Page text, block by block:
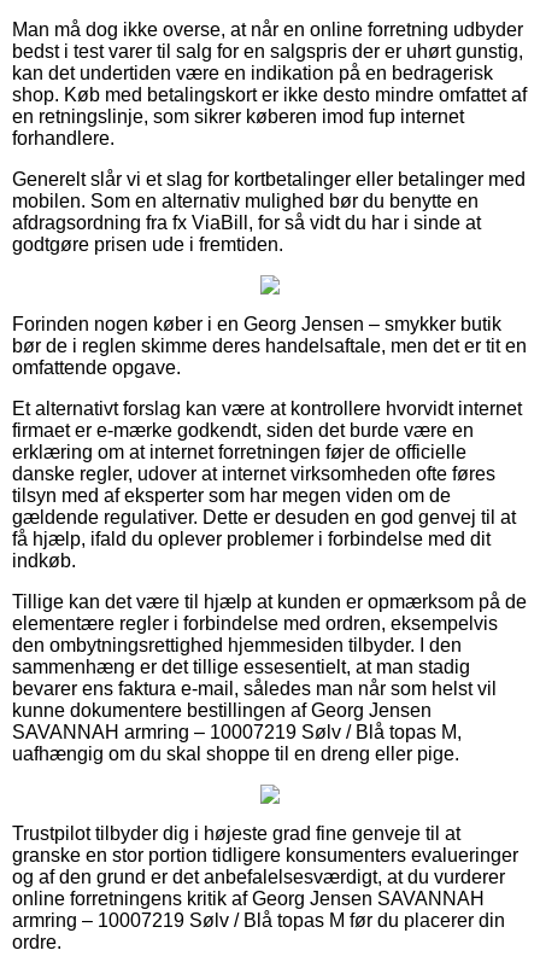
Man må dog ikke overse, at når en online forretning udbyder
bedst i test varer til salg for en salgspris der er uhørt gunstig,
kan det undertiden være en indikation på en bedragerisk
shop. Køb med betalingskort er ikke desto mindre omfattet af
en retningslinje, som sikrer køberen imod fup internet
forhandlere.
Generelt slår vi et slag for kortbetalinger eller betalinger med
mobilen. Som en alternativ mulighed bør du benytte en
afdragsordning fra fx ViaBill, for så vidt du har i sinde at
godtgøre prisen ude i fremtiden.
Forinden nogen køber i en Georg Jensen – smykker butik
bør de i reglen skimme deres handelsaftale, men det er tit en
omfattende opgave.
Et alternativt forslag kan være at kontrollere hvorvidt internet
firmaet er e-mærke godkendt, siden det burde være en
erklæring om at internet forretningen føjer de officielle
danske regler, udover at internet virksomheden ofte føres
tilsyn med af eksperter som har megen viden om de
gældende regulativer. Dette er desuden en god genvej til at
få hjælp, ifald du oplever problemer i forbindelse med dit
indkøb.
Tillige kan det være til hjælp at kunden er opmærksom på de
elementære regler i forbindelse med ordren, eksempelvis
den ombytningsrettighed hjemmesiden tilbyder. I den
sammenhæng er det tillige essesentielt, at man stadig
bevarer ens faktura e-mail, således man når som helst vil
kunne dokumentere bestillingen af Georg Jensen
SAVANNAH armring – 10007219 Sølv / Blå topas M,
uafhængig om du skal shoppe til en dreng eller pige.
Trustpilot tilbyder dig i højeste grad fine genveje til at
granske en stor portion tidligere konsumenters evalueringer
og af den grund er det anbefalelsesværdigt, at du vurderer
online forretningens kritik af Georg Jensen SAVANNAH
armring – 10007219 Sølv / Blå topas M før du placerer din
ordre.